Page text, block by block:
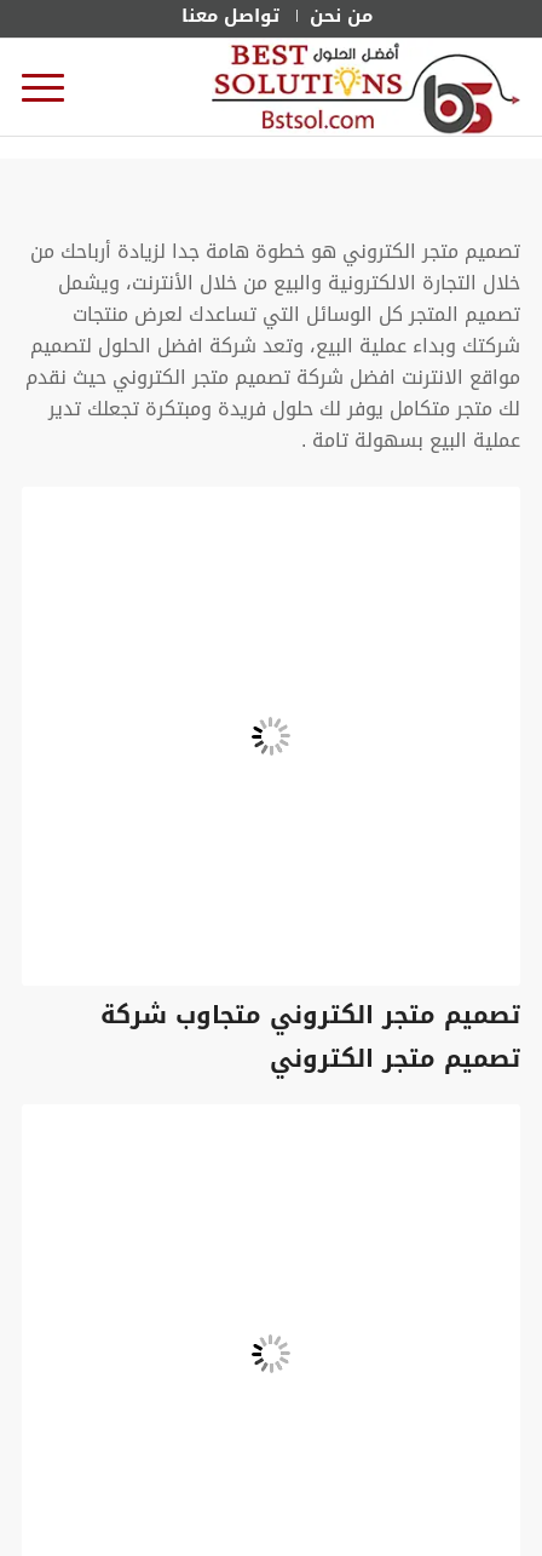
من نحن تواصل معنا
تصميم متجر الكتروني هو خطوة هامة جدا لزيادة أرباحك من
خلال التجارة الالكترونية والبيع من خلال الأنترنت، ويشمل
تصميم المتجر كل الوسائل التي تساعدك لعرض منتجات
شركتك وبداء عملية البيع، وتعد شركة افضل الحلول لتصميم
مواقع الانترنت افضل شركة تصميم متجر الكتروني حيث نقدم
لك متجر متكامل يوفر لك حلول فريدة ومبتكرة تجعلك تدير
عملية البيع بسهولة تامة .
تصميم متجر الكتروني متجاوب شركة
تصميم متجر الكتروني